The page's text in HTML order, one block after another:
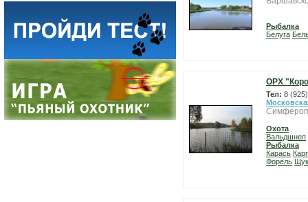
Рыбалка
Белуга
ОРХ
Тел: 8
Охота
Вальдшнеп
Рыбалка
Карась
Форель